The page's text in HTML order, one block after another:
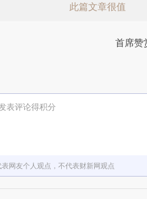
此篇文章很值
首席赞
表评论得积分
网友个人观点，不代表财新网观点